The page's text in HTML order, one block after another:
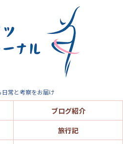
日常と考察をお届け
ブログ紹介
旅行記